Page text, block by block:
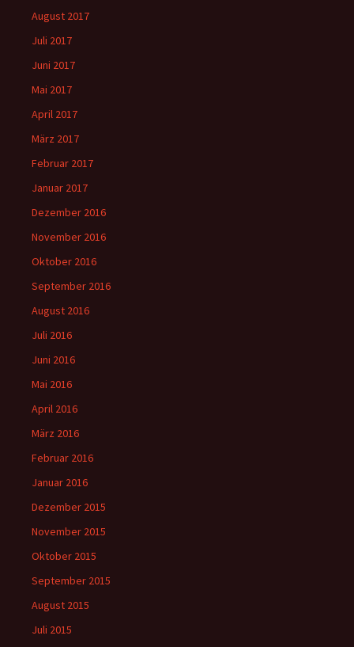
August 2017
Juli 2017
Juni 2017
Mai 2017
April 2017
März 2017
Februar 2017
Januar 2017
Dezember 2016
November 2016
Oktober 2016
September 2016
August 2016
Juli 2016
Juni 2016
Mai 2016
April 2016
März 2016
Februar 2016
Januar 2016
Dezember 2015
November 2015
Oktober 2015
September 2015
August 2015
Juli 2015